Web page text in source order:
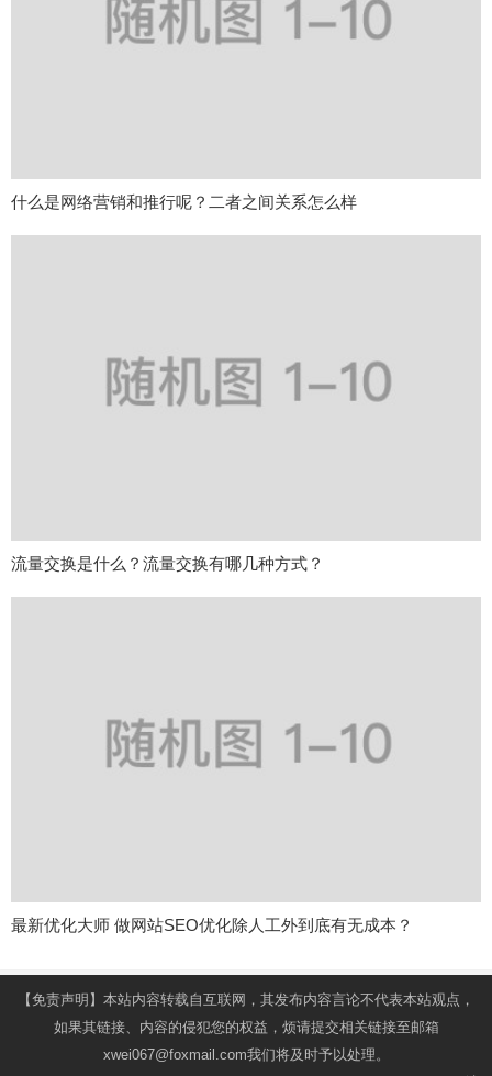
什么是网络营销和推行呢？二者之间关系怎么样
流量交换是什么？流量交换有哪几种方式？
最新优化大师 做网站SEO优化除人工外到底有无成本？
【免责声明】本站内容转载自互联网，其发布内容言论不代表本站观点，
如果其链接、内容的侵犯您的权益，烦请提交相关链接至邮箱
xwei067@foxmail.com我们将及时予以处理。